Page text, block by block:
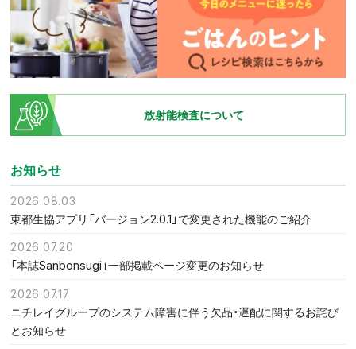
放射能検査について
お知らせ
2026.08.03
東都生協アプリ「バージョン2.0.1」で変更された機能のご紹介
2026.07.20
「本誌Sanbonsugi」一部掲載ページ変更のお知らせ
2026.07.17
ニチレイグループのシステム障害に伴う欠品・遅配に関するお詫び
とお知らせ